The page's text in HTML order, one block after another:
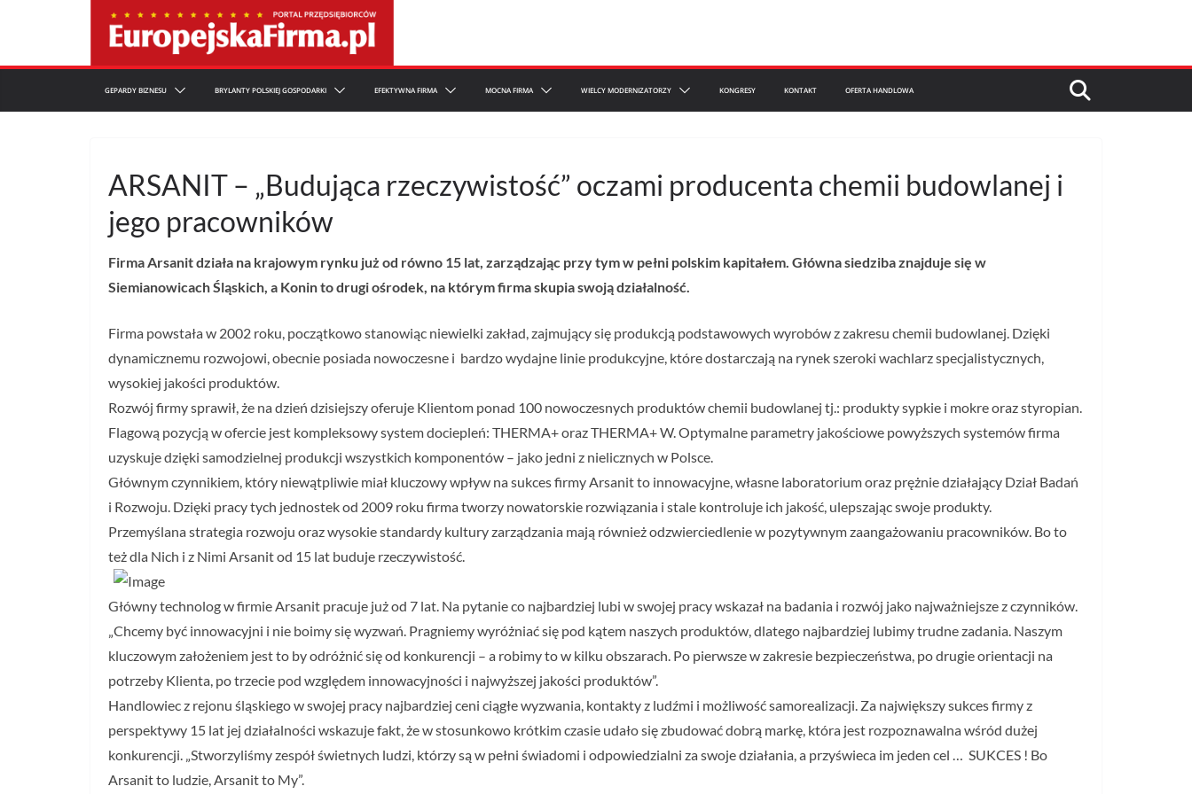
GEPARDY BIZNESU BRYLANTY POLSKIEJ GOSPODARKI EFEKTYWNA FIRMA MOCNA FIRMA WIELCY MODERNIZATORZY KONGRESY KONTAKT OFERTA HANDLOWA
ARSANIT – „Budująca rzeczywistość” oczami producenta chemii budowlanej i
jego pracowników
Firma Arsanit działa na krajowym rynku już od równo 15 lat, zarządzając przy tym w pełni polskim kapitałem. Główna siedziba znajduje się w
Siemianowicach Śląskich, a Konin to drugi ośrodek, na którym firma skupia swoją działalność.
Firma powstała w 2002 roku, początkowo stanowiąc niewielki zakład, zajmujący się produkcją podstawowych wyrobów z zakresu chemii budowlanej. Dzięki
dynamicznemu rozwojowi, obecnie posiada nowoczesne i bardzo wydajne linie produkcyjne, które dostarczają na rynek szeroki wachlarz specjalistycznych,
wysokiej jakości produktów.
Rozwój firmy sprawił, że na dzień dzisiejszy oferuje Klientom ponad 100 nowoczesnych produktów chemii budowlanej tj.: produkty sypkie i mokre oraz styropian.
Flagową pozycją w ofercie jest kompleksowy system dociepleń: THERMA+ oraz THERMA+ W. Optymalne parametry jakościowe powyższych systemów firma
uzyskuje dzięki samodzielnej produkcji wszystkich komponentów – jako jedni z nielicznych w Polsce.
Głównym czynnikiem, który niewątpliwie miał kluczowy wpływ na sukces firmy Arsanit to innowacyjne, własne laboratorium oraz prężnie działający Dział Badań
i Rozwoju. Dzięki pracy tych jednostek od 2009 roku firma tworzy nowatorskie rozwiązania i stale kontroluje ich jakość, ulepszając swoje produkty.
Przemyślana strategia rozwoju oraz wysokie standardy kultury zarządzania mają również odzwierciedlenie w pozytywnym zaangażowaniu pracowników. Bo to
też dla Nich i z Nimi Arsanit od 15 lat buduje rzeczywistość.
Główny technolog w firmie Arsanit pracuje już od 7 lat. Na pytanie co najbardziej lubi w swojej pracy wskazał na badania i rozwój jako najważniejsze z czynników.
„Chcemy być innowacyjni i nie boimy się wyzwań. Pragniemy wyróżniać się pod kątem naszych produktów, dlatego najbardziej lubimy trudne zadania. Naszym
kluczowym założeniem jest to by odróżnić się od konkurencji – a robimy to w kilku obszarach. Po pierwsze w zakresie bezpieczeństwa, po drugie orientacji na
potrzeby Klienta, po trzecie pod względem innowacyjności i najwyższej jakości produktów”.
Handlowiec z rejonu śląskiego w swojej pracy najbardziej ceni ciągłe wyzwania, kontakty z ludźmi i możliwość samorealizacji. Za największy sukces firmy z
perspektywy 15 lat jej działalności wskazuje fakt, że w stosunkowo krótkim czasie udało się zbudować dobrą markę, która jest rozpoznawalna wśród dużej
konkurencji. „Stworzyliśmy zespół świetnych ludzi, którzy są w pełni świadomi i odpowiedzialni za swoje działania, a przyświeca im jeden cel … SUKCES ! Bo
Arsanit to ludzie, Arsanit to My”.